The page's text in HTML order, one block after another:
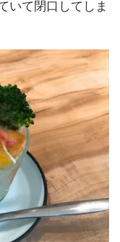
いて閉口してしま